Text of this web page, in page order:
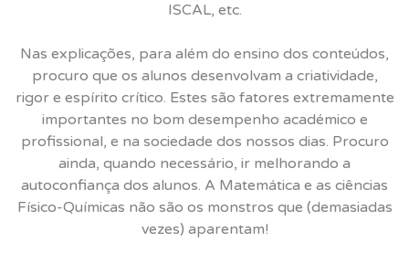
ISCAL, etc.
Nas explicações, para além do ensino dos conteúdos,
procuro que os alunos desenvolvam a criatividade,
rigor e espírito crítico. Estes são fatores extremamente
importantes no bom desempenho académico e
profissional, e na sociedade dos nossos dias. Procuro
ainda, quando necessário, ir melhorando a
autoconfiança dos alunos. A Matemática e as ciências
Físico-Químicas não são os monstros que (demasiadas
vezes) aparentam!